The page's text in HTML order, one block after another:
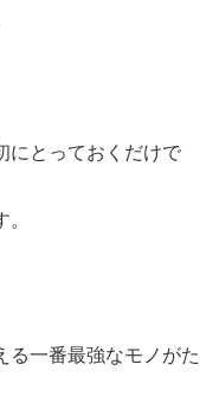
にとっておくだけで
る一番最強なモノがた